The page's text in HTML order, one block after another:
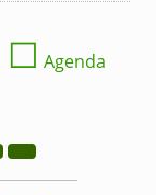
☐ Agenda